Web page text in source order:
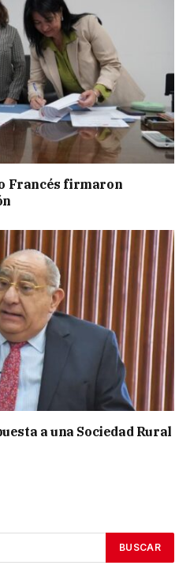
Francés firmaron
a una Sociedad Rural